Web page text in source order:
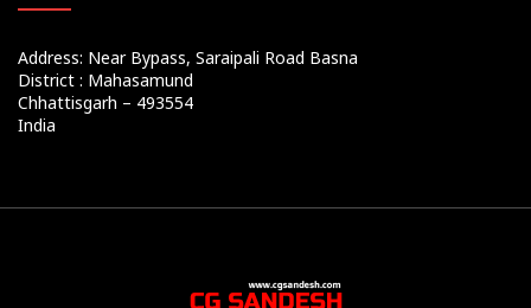
Address: Near Bypass, Saraipali Road Basna
District : Mahasamund
Chhattisgarh – 493554
India